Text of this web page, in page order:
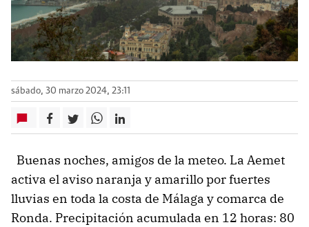
sábado, 30 marzo 2024, 23:11
Buenas noches, amigos de la meteo. La Aemet
activa el aviso naranja y amarillo por fuertes
lluvias en toda la costa de Málaga y comarca de
Ronda. Precipitación acumulada en 12 horas: 80